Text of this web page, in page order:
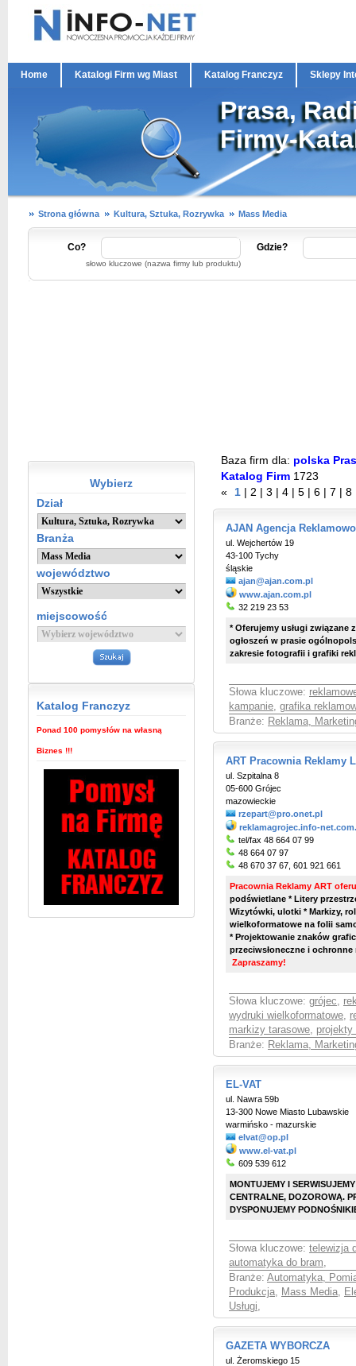
Home Katalogi Firm wg Miast Katalog Franczyz Sklepy
Prasa,
Firmy-
Strona główna Kultura, Sztuka, Rozrywka Mass Media
Co?
słowo kluczowe (nazwa firmy lub produktu)
Gdzie?
Wybierz
Dział
Branża
województwo
miejscowość
Katalog Franczyz
Ponad 100 pomysłów na własną
Biznes !!!
Baza firm dla: polska
Katalog Firm 1723
«
1 2 3 4 5 6 7 8
AJAN Agencja
ul. Wejchertów 19
43-100 Tychy
śląskie
ajan@ajan.com.pl
www.ajan.com.pl
32 219 23 53
* Oferujemy usługi związane
ogłoszeń w prasie
zakresie fotografii i grafiki
Słowa kluczowe:
kampanie, grafika
Branże: Reklama,
ART Pracownia Reklamy
ul. Szpitalna 8
05-600 Grójec
mazowieckie
rzepart@pro.onet.pl
reklamagrojec.info-
tel/fax 48 664 07 99
48 664 07 97
48 670 37 67, 601 921 661
Pracownia Reklamy ART
podświetlane * Litery
Wizytówki, ulotki * Markizy,
wielkoformatowe na folii
* Projektowanie znaków
przeciwsłoneczne i ochronne
Zapraszamy!
Słowa kluczowe: grójec,
wydruki wielkoformatowe,
markizy tarasowe, projekty
Branże: Reklama,
EL-VAT
ul. Nawra 59b
13-300 Nowe Miasto Lubawskie
warmińsko - mazurskie
elvat@op.pl
www.el-vat.pl
609 539 612
MONTUJEMY I
CENTRALNE, DOZOROWĄ.
DYSPONUJEMY
Słowa kluczowe: telewizja
automatyka do bram,
Branże: Automatyka,
Produkcja, Mass Media,
Usługi,
GAZETA WYBORCZA
ul. Żeromskiego 15